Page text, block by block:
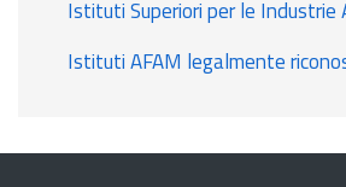
Istituti Superiori per le Industrie
Istituti AFAM legalmente